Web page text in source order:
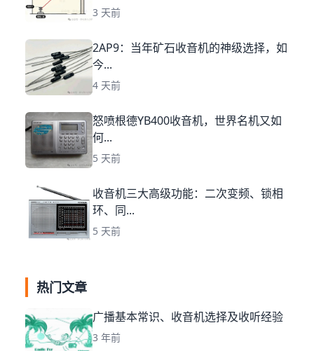
3 天前
2AP9：当年矿石收音机的神级选择，如
今...
4 天前
怒喷根德YB400收音机，世界名机又如
何...
5 天前
收音机三大高级功能：二次变频、锁相
环、同...
5 天前
热门文章
广播基本常识、收音机选择及收听经验
3 年前